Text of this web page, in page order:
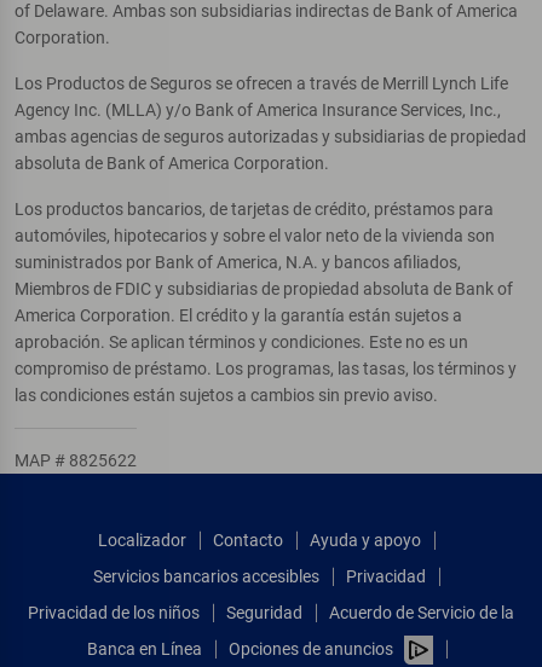
of Delaware. Ambas son subsidiarias indirectas de Bank of America
Corporation.
Los Productos de Seguros se ofrecen a través de Merrill Lynch Life
Agency Inc. (MLLA) y/o Bank of America Insurance Services, Inc.,
ambas agencias de seguros autorizadas y subsidiarias de propiedad
absoluta de Bank of America Corporation.
Los productos bancarios, de tarjetas de crédito, préstamos para
automóviles, hipotecarios y sobre el valor neto de la vivienda son
suministrados por Bank of America, N.A. y bancos afiliados,
Miembros de FDIC y subsidiarias de propiedad absoluta de Bank of
America Corporation. El crédito y la garantía están sujetos a
aprobación. Se aplican términos y condiciones. Este no es un
compromiso de préstamo. Los programas, las tasas, los términos y
las condiciones están sujetos a cambios sin previo aviso.
MAP # 8825622
Localizador Contacto
Ayuda y apoyo
Servicios bancarios accesibles
Privacidad
Privacidad de los niños
Seguridad
Acuerdo de Servicio de la
Banca en Línea
Opciones de anuncios